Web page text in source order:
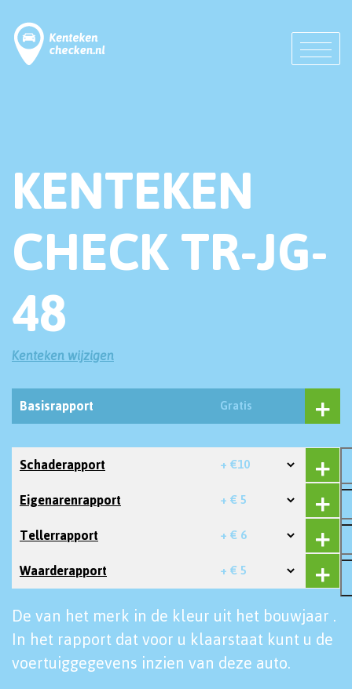
KENTEKEN
CHECK TR-JG-
48
Kenteken wijzigen
Basisrapport Gratis
Schaderapport + €10
Eigenarenrapport + € 5
Tellerrapport + € 6
Waarderapport + € 5
De van het merk in de kleur uit het bouwjaar .
In het rapport dat voor u klaarstaat kunt u de
voertuiggegevens inzien van deze auto.